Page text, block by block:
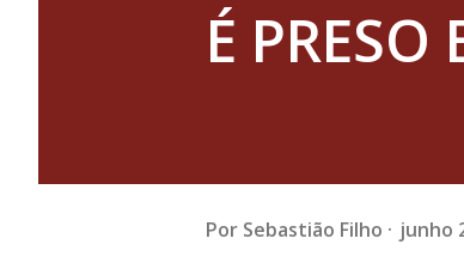
É PRESO
Por Sebastião Filho junho